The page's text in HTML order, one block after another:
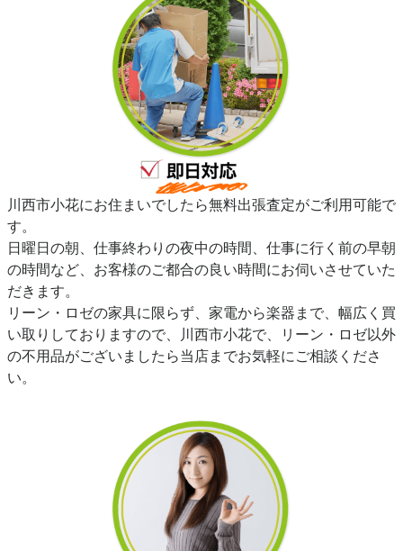
川西市小花にお住まいでしたら無料出張査定がご利用可能で
す。
日曜日の朝、仕事終わりの夜中の時間、仕事に行く前の早朝
の時間など、お客様のご都合の良い時間にお伺いさせていた
だきます。
リーン・ロゼの家具に限らず、家電から楽器まで、幅広く買
い取りしておりますので、川西市小花で、リーン・ロゼ以外
の不用品がございましたら当店までお気軽にご相談くださ
い。